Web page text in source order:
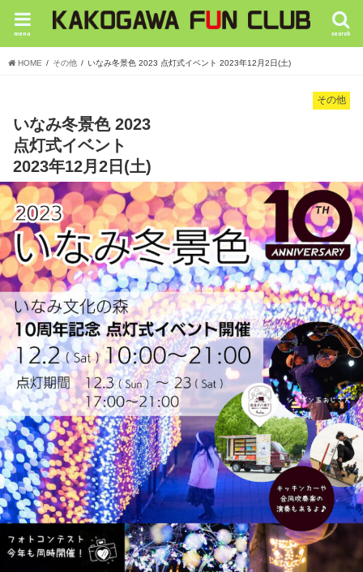
search
menu
HOME その他 いなみ冬景色 2023 点灯式イベント 2023年12月2日(土)
その他
いなみ冬景色 2023
点灯式イベント
2023年12月2日(土)